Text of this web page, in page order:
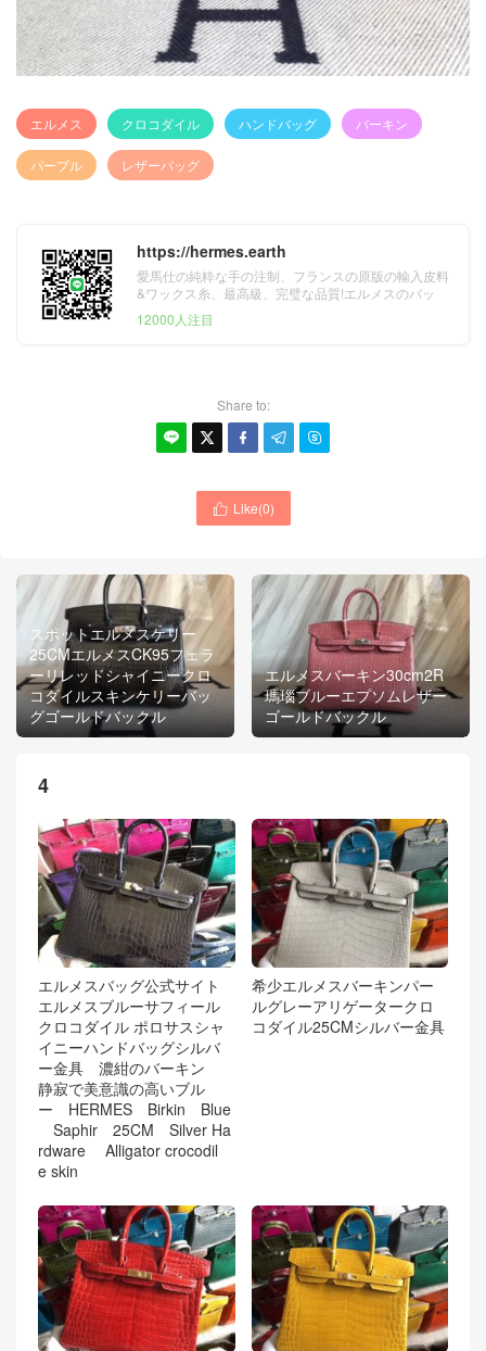
エルメス クロコダイル ハンドバッグ バーキン
パープル レザーバッグ
https://hermes.earth
愛馬仕の純粋な手の注制、フランスの原版の輸入皮料
&ワックス糸、最高級、完璧な品質!エルメスのバッ
グ、財布、ベルト&スカーフ。
12000人注目
Share to:
    
 Like(0)
スポットエルメスケリー
25CMエルメスCK95フェラ
ーリレッドシャイニークロ
コダイルスキンケリーバッ
グゴールドバックル
エルメスバーキン30cm2R
瑪瑙ブルーエプソムレザー
ゴールドバックル
4
エルメスバッグ公式サイト
エルメスブルーサフィール
クロコダイル ポロサスシャ
イニーハンドバッグシルバ
ー金具 濃紺のバーキン
静寂で美意識の高いブル
ー HERMES Birkin Blue
Saphir 25CM Silver Ha
rdware Alligator crocodil
e skin
希少エルメスバーキンパー
ルグレーアリゲータークロ
コダイル25CMシルバー金具